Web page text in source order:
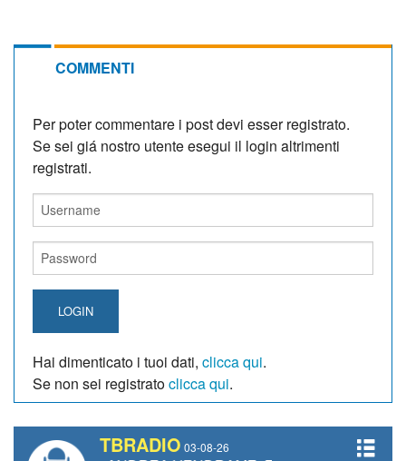
COMMENTI
Per poter commentare i post devi esser registrato.
Se sei giá nostro utente esegui il login altrimenti
registrati.
LOGIN
Hai dimenticato i tuoi dati, clicca qui.
Se non sei registratoclicca qui.
TBRADIO 03-08-26